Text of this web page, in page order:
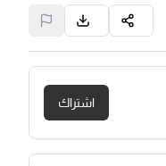
اشتراك